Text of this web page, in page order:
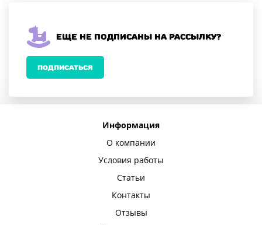
Еще не подписаны на рассылку?
ПОДПИСАТЬСЯ
Информация
О компании
Условия работы
Статьи
Контакты
Отзывы